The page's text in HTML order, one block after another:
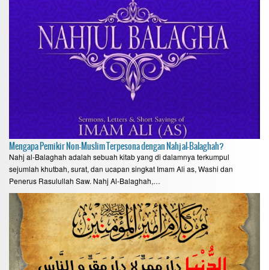
Mengapa Pemikir Non-Muslim Terpesona dengan Nahj al-Balaghah?
Nahj al-Balaghah adalah sebuah kitab yang di dalamnya terkumpul
sejumlah khutbah, surat, dan ucapan singkat Imam Ali as, Washi dan
Penerus Rasulullah Saw. Nahj Al-Balaghah,…